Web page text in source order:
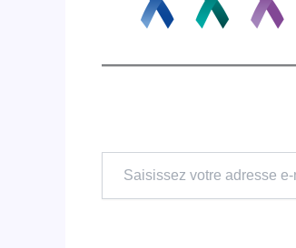
votre
adresse